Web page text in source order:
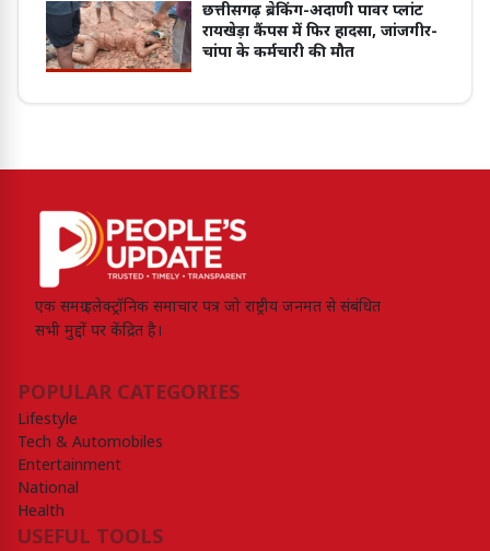
छत्तीसगढ़ ब्रेकिंग-अदाणी पावर प्लांट
रायखेड़ा कैंपस में फिर हादसा, जांजगीर-
चांपा के कर्मचारी की मौत
एक समग्र इलेक्ट्रॉनिक समाचार पत्र जो राष्ट्रीय जनमत से संबंधित
सभी मुद्दों पर केंद्रित है।
POPULAR CATEGORIES
Lifestyle
Tech & Automobiles
Entertainment
National
Health
USEFUL TOOLS